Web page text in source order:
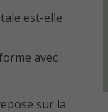
est-elle
avec
sur la